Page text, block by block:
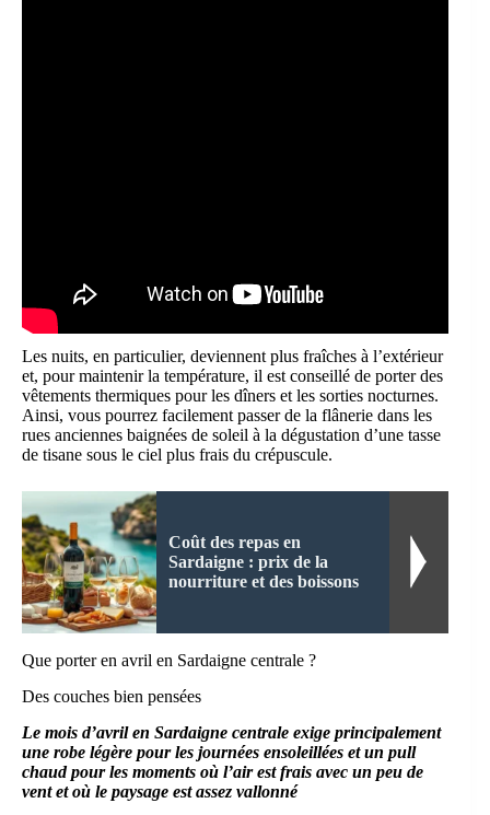
Les nuits, en particulier, deviennent plus fraîches à l’extérieur
et, pour maintenir la température, il est conseillé de porter des
vêtements thermiques pour les dîners et les sorties nocturnes.
Ainsi, vous pourrez facilement passer de la flânerie dans les
rues anciennes baignées de soleil à la dégustation d’une tasse
de tisane sous le ciel plus frais du crépuscule.
Coût des repas en
Sardaigne : prix de la
nourriture et des boissons
Que porter en avril en Sardaigne centrale ?
Des couches bien pensées
Le mois d’avril en Sardaigne centrale exige principalement
une robe légère pour les journées ensoleillées et un pull
chaud pour les moments où l’air est frais avec un peu de
vent et où le paysage est assez vallonné